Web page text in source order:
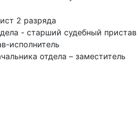
2 разряда
- старший судебный пристав
исполнитель
отдела – заместитель